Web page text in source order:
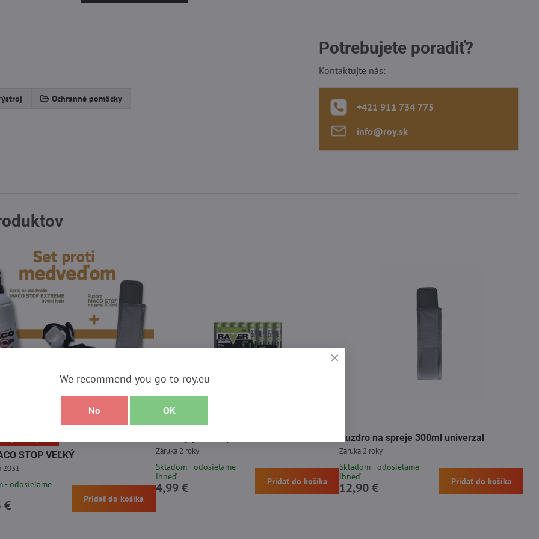
Ochranné pomôcky
Potrebujete poradiť?
Kontaktujte nás:
+421 911 734 775
info​@roy​.sk
STOP VEĽKÝ
2031
- odosielame
€ Pridať do košíka
Záruka 2 roky
Skladom - odosielame
ihneď
4,99 € Pridať do košíka
Puzdro na spreje 300ml univerzal
Záruka 2 roky
Skladom - odosielame
ihneď
12,90 € Pridať do košíka
We recommend you go to roy.eu
No OK